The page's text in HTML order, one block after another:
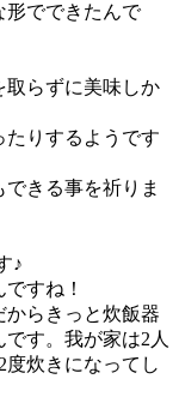
形でできたんで
取らずに美味しか
りするようです
きる事を祈りま
♪
すね！
からきっと炊飯器
す。我が家は2人
炊きになってし